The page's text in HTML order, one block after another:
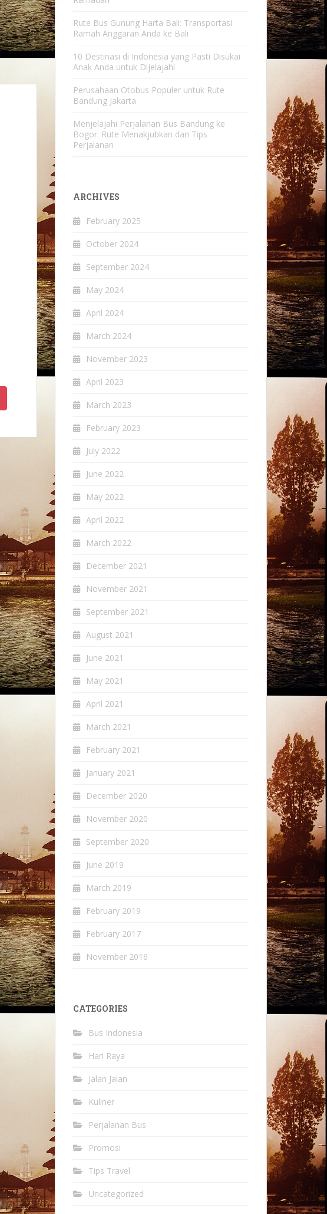
Rute Bus Gunung Harta Bali: Transportasi
Ramah Anggaran Anda ke Bali
10 Destinasi di Indonesia yang Pasti Disukai
Anak Anda untuk Dijelajahi
Perusahaan Otobus Populer untuk Rute
Bandung Jakarta
Menjelajahi Perjalanan Bus Bandung ke
Bogor: Rute Menakjubkan dan Tips
Perjalanan
ARCHIVES
February 2025
October 2024
September 2024
May 2024
April 2024
March 2024
November 2023
April 2023
March 2023
February 2023
July 2022
June 2022
May 2022
April 2022
March 2022
December 2021
November 2021
September 2021
August 2021
June 2021
May 2021
April 2021
March 2021
February 2021
January 2021
December 2020
November 2020
September 2020
June 2019
March 2019
February 2019
February 2017
November 2016
CATEGORIES
Bus Indonesia
Hari Raya
Jalan Jalan
Kuliner
Perjalanan Bus
Promosi
Tips Travel
Uncategorized